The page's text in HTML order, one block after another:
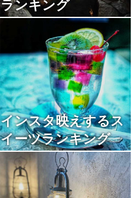
ランキング
インスタ映えするス
イーツランキング